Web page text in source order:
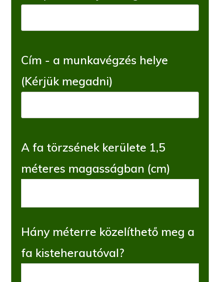
Cím - a munkavégzés helye
(Kérjük megadni)
A fa törzsének kerülete 1,5
méteres magasságban (cm)
Hány méterre közelíthető meg a
fa kisteherautóval?